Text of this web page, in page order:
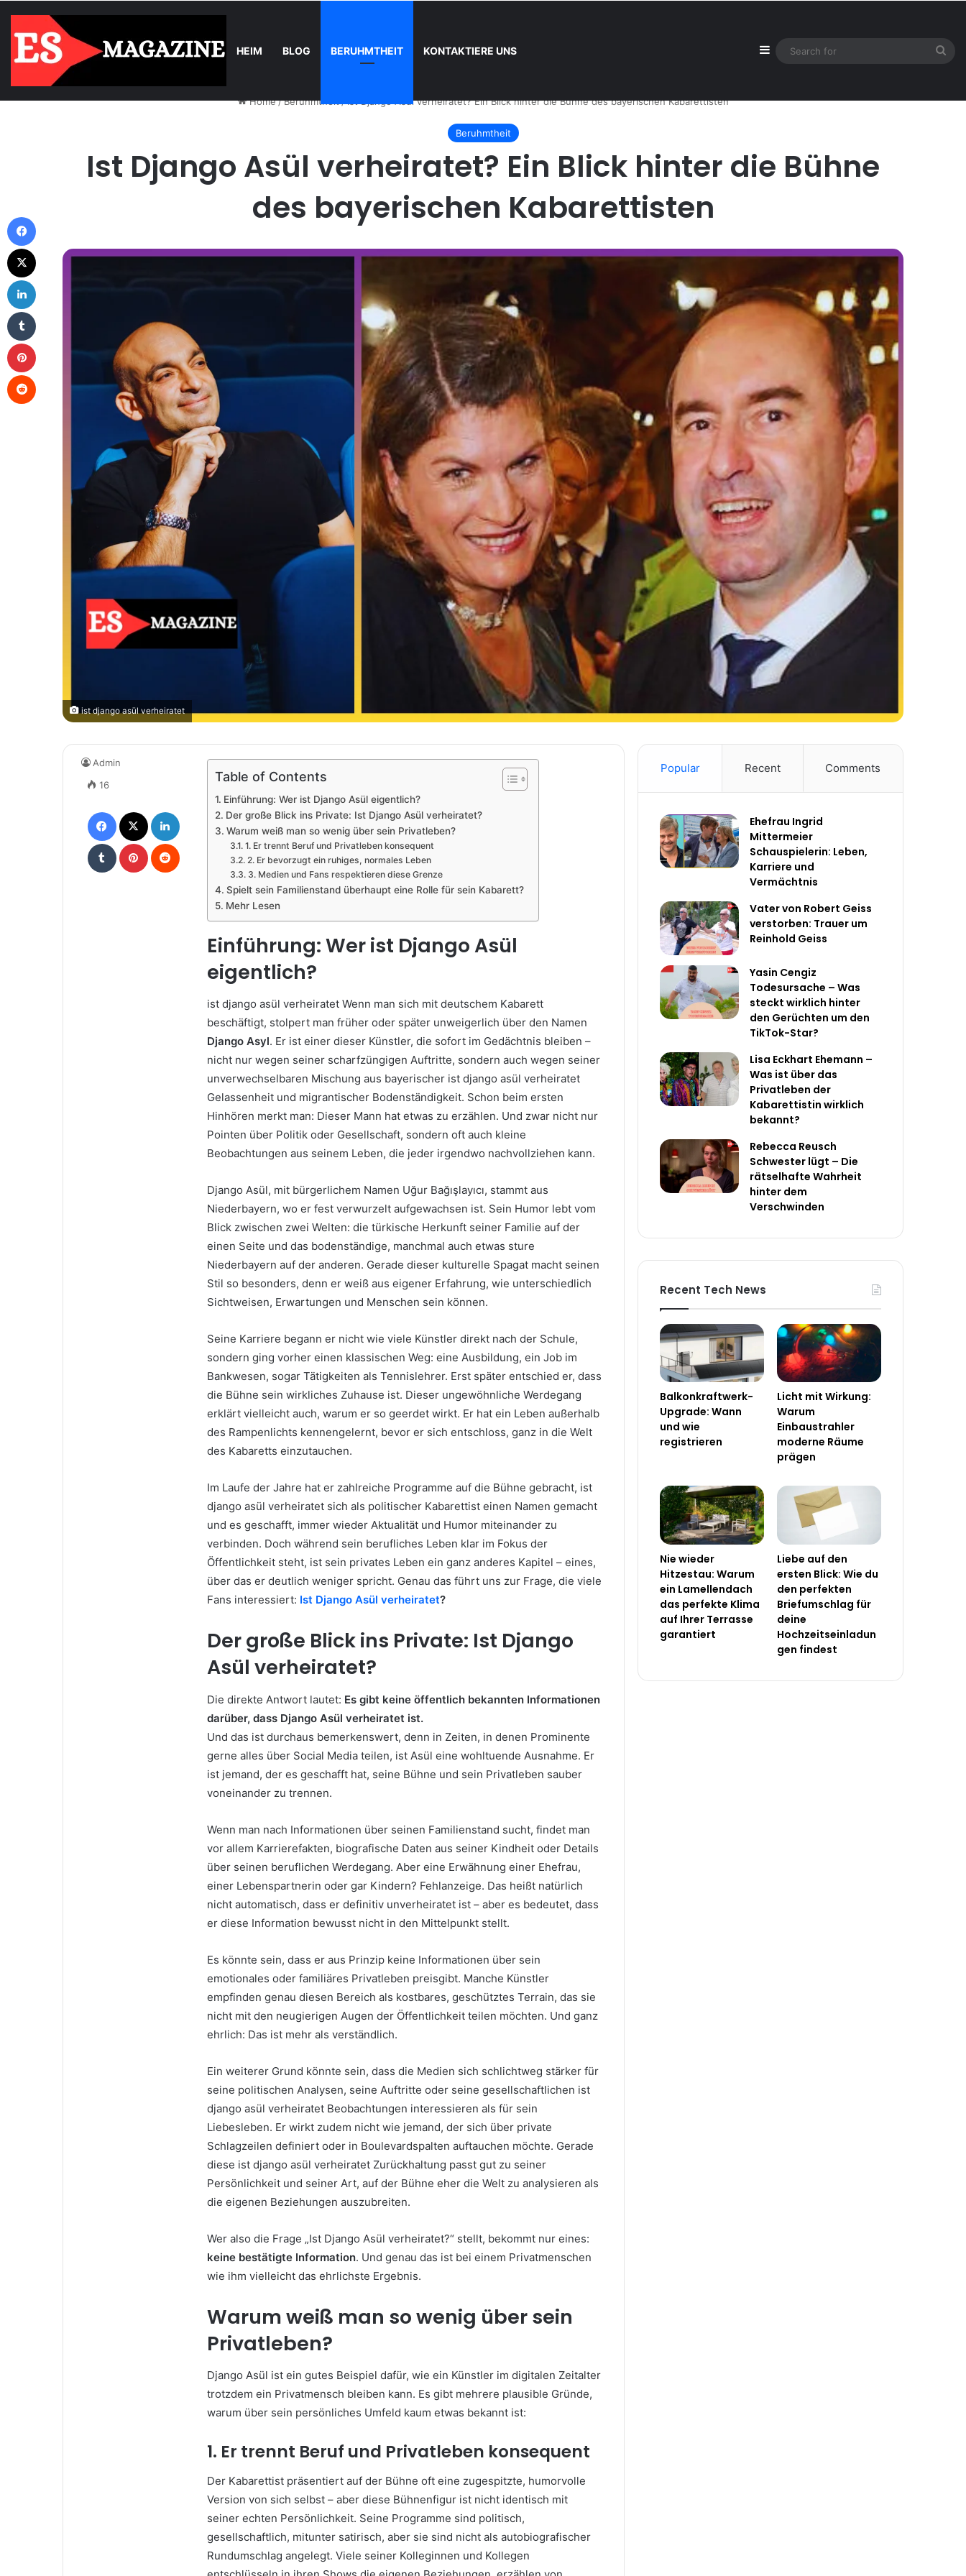
HEIM BLOG BERUHMTHEIT KONTAKTIERE UNS Sidebar
Saturday, August 8 2026 Trend Balkonkraftwerk-Upgrade: Wann und wie registrieren
Home/Beruhmtheit Ist Django Asül verheiratet? Ein Blick hinter die Bühne des bayerischen Kabarettisten
Beruhmtheit
Ist Django Asül verheiratet? Ein Blick hinter die Bühne
des bayerischen Kabarettisten
ist django asül verheiratet
Table of Contents
Einführung: Wer ist Django Asül eigentlich?
Der große Blick ins Private: Ist Django Asül verheiratet?
Warum weiß man so wenig über sein Privatleben?
1. Er trennt Beruf und Privatleben konsequent
2. Er bevorzugt ein ruhiges, normales Leben
3. Medien und Fans respektieren diese Grenze
Spielt sein Familienstand überhaupt eine Rolle für sein Kabarett?
Mehr Lesen
Einführung: Wer ist Django Asül
eigentlich?
ist django asül verheiratet Wenn man sich mit deutschem Kabarett
beschäftigt, stolpert man früher oder später unweigerlich über den Namen
Django Asyl. Er ist einer dieser Künstler, die sofort im Gedächtnis bleiben –
nicht nur wegen seiner scharfzüngigen Auftritte, sondern auch wegen seiner
unverwechselbaren Mischung aus bayerischer ist django asül verheiratet
Gelassenheit und migrantischer Bodenständigkeit. Schon beim ersten
Hinhören merkt man: Dieser Mann hat etwas zu erzählen. Und zwar nicht nur
Pointen über Politik oder Gesellschaft, sondern oft auch kleine
Beobachtungen aus seinem Leben, die jeder irgendwo nachvollziehen kann.
Django Asül, mit bürgerlichem Namen Uğur Bağışlayıcı, stammt aus
Niederbayern, wo er fest verwurzelt aufgewachsen ist. Sein Humor lebt vom
Blick zwischen zwei Welten: die türkische Herkunft seiner Familie auf der
einen Seite und das bodenständige, manchmal auch etwas sture
Niederbayern auf der anderen. Gerade dieser kulturelle Spagat macht seinen
Stil so besonders, denn er weiß aus eigener Erfahrung, wie unterschiedlich
Sichtweisen, Erwartungen und Menschen sein können.
Seine Karriere begann er nicht wie viele Künstler direkt nach der Schule,
sondern ging vorher einen klassischen Weg: eine Ausbildung, ein Job im
Bankwesen, sogar Tätigkeiten als Tennislehrer. Erst später entschied er, dass
die Bühne sein wirkliches Zuhause ist. Dieser ungewöhnliche Werdegang
erklärt vielleicht auch, warum er so geerdet wirkt. Er hat ein Leben außerhalb
des Rampenlichts kennengelernt, bevor er sich entschloss, ganz in die Welt
des Kabaretts einzutauchen.
Im Laufe der Jahre hat er zahlreiche Programme auf die Bühne gebracht, ist
django asül verheiratet sich als politischer Kabarettist einen Namen gemacht
und es geschafft, immer wieder Aktualität und Humor miteinander zu
verbinden. Doch während sein berufliches Leben klar im Fokus der
Öffentlichkeit steht, ist sein privates Leben ein ganz anderes Kapitel – eines,
über das er deutlich weniger spricht. Genau das führt uns zur Frage, die viele
Fans interessiert: Ist Django Asül verheiratet?
Der große Blick ins Private: Ist Django
Asül verheiratet?
Die direkte Antwort lautet: Es gibt keine öffentlich bekannten Informationen
darüber, dass Django Asül verheiratet ist.
Und das ist durchaus bemerkenswert, denn in Zeiten, in denen Prominente
gerne alles über Social Media teilen, ist Asül eine wohltuende Ausnahme. Er
ist jemand, der es geschafft hat, seine Bühne und sein Privatleben sauber
voneinander zu trennen.
Wenn man nach Informationen über seinen Familienstand sucht, findet man
vor allem Karrierefakten, biografische Daten aus seiner Kindheit oder Details
über seinen beruflichen Werdegang. Aber eine Erwähnung einer Ehefrau,
einer Lebenspartnerin oder gar Kindern? Fehlanzeige. Das heißt natürlich
nicht automatisch, dass er definitiv unverheiratet ist – aber es bedeutet, dass
er diese Information bewusst nicht in den Mittelpunkt stellt.
Es könnte sein, dass er aus Prinzip keine Informationen über sein
emotionales oder familiäres Privatleben preisgibt. Manche Künstler
empfinden genau diesen Bereich als kostbares, geschütztes Terrain, das sie
nicht mit den neugierigen Augen der Öffentlichkeit teilen möchten. Und ganz
ehrlich: Das ist mehr als verständlich.
Ein weiterer Grund könnte sein, dass die Medien sich schlichtweg stärker für
seine politischen Analysen, seine Auftritte oder seine gesellschaftlichen ist
django asül verheiratet Beobachtungen interessieren als für sein
Liebesleben. Er wirkt zudem nicht wie jemand, der sich über private
Schlagzeilen definiert oder in Boulevardspalten auftauchen möchte. Gerade
diese ist django asül verheiratet Zurückhaltung passt gut zu seiner
Persönlichkeit und seiner Art, auf der Bühne eher die Welt zu analysieren als
die eigenen Beziehungen auszubreiten.
Wer also die Frage „Ist Django Asül verheiratet?“ stellt, bekommt nur eines:
keine bestätigte Information. Und genau das ist bei einem Privatmenschen
wie ihm vielleicht das ehrlichste Ergebnis.
Warum weiß man so wenig über sein
Privatleben?
Django Asül ist ein gutes Beispiel dafür, wie ein Künstler im digitalen Zeitalter
trotzdem ein Privatmensch bleiben kann. Es gibt mehrere plausible Gründe,
warum über sein persönliches Umfeld kaum etwas bekannt ist:
1. Er trennt Beruf und Privatleben konsequent
Der Kabarettist präsentiert auf der Bühne oft eine zugespitzte, humorvolle
Version von sich selbst – aber diese Bühnenfigur ist nicht identisch mit
seiner echten Persönlichkeit. Seine Programme sind politisch,
gesellschaftlich, mitunter satirisch, aber sie sind nicht als autobiografischer
Rundumschlag angelegt. Viele seiner Kolleginnen und Kollegen
Admin
16
Facebook LinkedIn
Tumblr Pinterest
Popular Recent Comments
Ehefrau Ingrid
Mittermeier
Schauspielerin: Leben,
Karriere und
Vermächtnis
Vater von Robert Geiss
verstorben: Trauer um
Reinhold Geiss
Yasin Cengiz
Todesursache – Was
steckt wirklich hinter
den Gerüchten um den
TikTok-Star?
Lisa Eckhart Ehemann –
Was ist über das
Privatleben der
Kabarettistin wirklich
bekannt?
Rebecca Reusch
Schwester lügt – Die
rätselhafte Wahrheit
hinter dem
Verschwinden
Recent Tech News
Balkonkraftwerk-
Upgrade: Wann
und wie
registrieren
Licht mit Wirkung:
Warum
Einbaustrahler
moderne Räume
prägen
Nie wieder
Hitzestau: Warum
ein Lamellendach
das perfekte Klima
auf Ihrer Terrasse
garantiert
Liebe auf den
ersten Blick: Wie du
den perfekten
Briefumschlag für
deine
Hochzeitseinladun
gen findest